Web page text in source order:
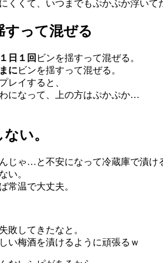
くくて、いつまでもぷかぷか浮いて
すって混ぜる
１日１回 ビンを揺すって混ぜる。
に ビンを揺すって混ぜる。
レイすると、
になって、上の方はぷかぷか…
い。
じゃ…と不安になって冷蔵庫で漬け
い。
常温で大丈夫。
敗してきたなと。
い梅酒を漬けるように頑張るｗ